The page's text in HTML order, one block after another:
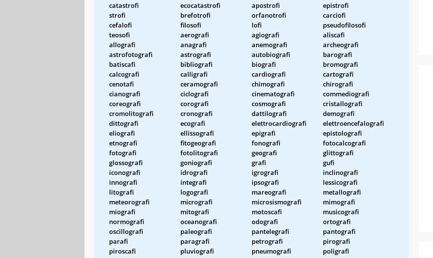
catastrofi ecocatastrofi apostrofi
epistrofi
strofi
brefotrofi orfanotrofi
carciofi
cefalofi
filosofi lofi
pseudofilosofi
teosofi
aerografi agiografi
aliscafi
allografi
anagrafi anemografi
archeografi
astrofotografi
astrografi autobiografi
barografi
batiscafi
bibliografi biografi
bromografi
calcografi
calligrafi cardiografi
cartografi
cenotafi
ceramografi chimografi
chirografi
cianografi
ciclografi cinematografi
commediografi
coreografi
corografi cosmografi
cristallografi
cromolitografi
cronografi dattilografi
demografi
dittografi
ecografi elettrocardiografi
elettroencefalografi
eliografi
ellissografi epigrafi
epistolografi
etnografi
fitogeografi fonografi
fotocalcografi
fotografi
fotolitografi geografi
glittografi
glossografi
goniografi grafi
gufi
iconografi
idrografi igrografi
inclinografi
innografi
integrafi ipsografi
lessicografi
litografi
logografi mareografi
metallografi
meteorografi
micrografi microsismografi
mimografi
miografi
mitografi motoscafi
musicografi
normografi
oceanografi odografi
ortografi
oscillografi
paleografi pantelegrafi
pantografi
parafi
paragrafi petrografi
pirografi
piroscafi
pluviografi pneumografi
poligrafi